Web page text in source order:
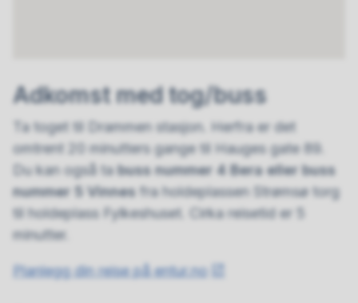
Adkomst med tog/buss
Ta toget til Drammen stasjon. Herfra er det
omtrent 20 minutters gange til Hauges gate 89.
Du kan også tabuss nummer 4 Bera eller buss
nummer 5 Vinnes fra holdeplassen Strømsø torg
til holdeplass Fylkeshuset. Cirka reisetid er 5
minutter.
Planlegg din reise på entur.no